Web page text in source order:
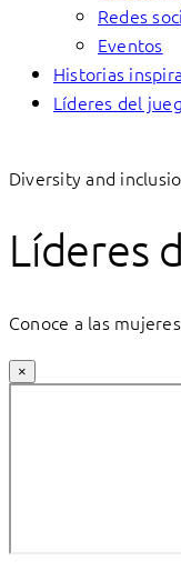
Redes
Eventos
Historias
Líderes del
Diversity and
Líderes
Conoce a las
×